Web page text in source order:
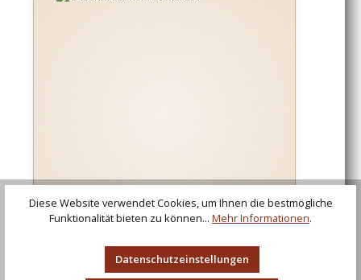
Geschmiedeter Feuerkorb
Diese Website verwendet Cookies, um Ihnen die bestmögliche
Funktionalität bieten zu können... Mehr Informationen.
Datenschutzeinstellungen